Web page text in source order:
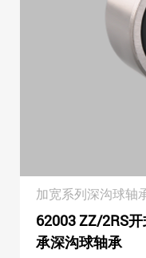
加宽系列深沟球轴
62003 ZZ/2RS
承深沟球轴承